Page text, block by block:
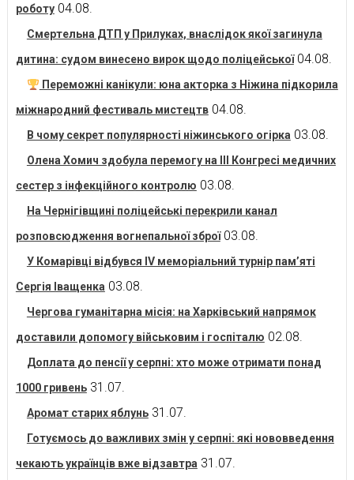
роботу 04.08.
Смертельна ДТП у Прилуках, внаслідок якої загинула
дитина: судом винесено вирок щодо поліцейської 04.08.
Переможні канікули: юна акторка з Ніжина підкорила
міжнародний фестиваль мистецтв 04.08.
В чому секрет популярності ніжинського огірка 03.08.
Олена Хомич здобула перемогу на ІІІ Конгресі медичних
сестер з інфекційного контролю 03.08.
На Чернігівщині поліцейські перекрили канал
розповсюдження вогнепальної зброї 03.08.
У Комарівці відбувся IV меморіальний турнір пам’яті
Сергія Іващенка 03.08.
Чергова гуманітарна місія: на Харківський напрямок
доставили допомогу військовим і госпіталю 02.08.
Доплата до пенсії у серпні: хто може отримати понад
1000 гривень 31.07.
Аромат старих яблунь 31.07.
Готуємось до важливих змін у серпні: які нововведення
чекають українців вже відзавтра 31.07.